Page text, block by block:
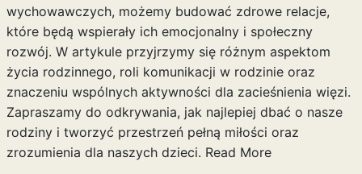
wychowawczych, możemy budować zdrowe relacje,
które będą wspierały ich emocjonalny i społeczny
rozwój. W artykule przyjrzymy się różnym aspektom
życia rodzinnego, roli komunikacji w rodzinie oraz
znaczeniu wspólnych aktywności dla zacieśnienia więzi.
Zapraszamy do odkrywania, jak najlepiej dbać o nasze
rodziny i tworzyć przestrzeń pełną miłości oraz
zrozumienia dla naszych dzieci. Read More